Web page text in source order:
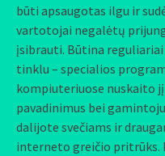
būti apsaugotas ilgu ir
vartotojai negalėtų
įsibrauti. Būtina
tinklu – specialios
kompiuteriuose nuskaito
pavadinimus bei
dalijote svečiams ir
interneto greičio pritrūks.